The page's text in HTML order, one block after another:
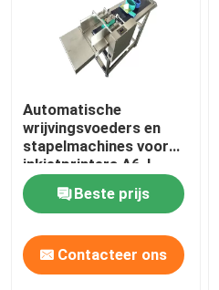
Automatische
wrijvingsvoeders en
stapelmachines voor
inkjetprinters A6-L
Beste prijs
Contacteer ons